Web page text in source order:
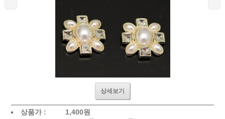
상세보기
상품가 : 1,400원